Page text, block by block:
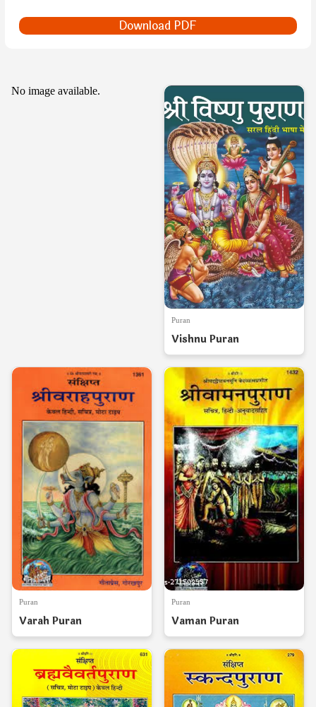
Download PDF
No image available.
Puran
Vishnu Puran
Puran
Varah Puran
Puran
Vaman Puran